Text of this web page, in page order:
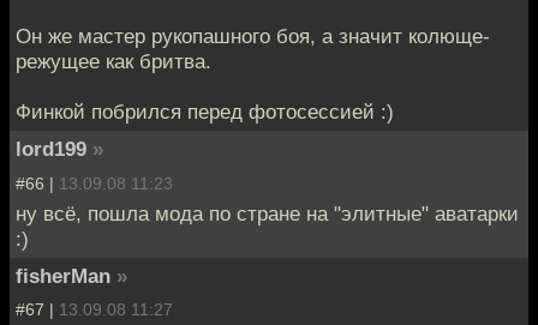
Он же мастер рукопашного боя, а значит колюще-
режущее как бритва.
Финкой побрился перед фотосессией :)
lord199 »
#66 | 13.09.08 11:23
ну всё, пошла мода по стране на "элитные" аватарки
:)
fisherMan »
#67 | 13.09.08 11:27